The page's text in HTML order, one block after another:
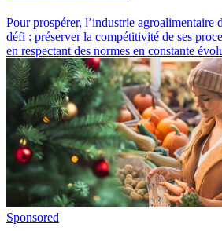
Pour prospérer, l’industrie agroalimentaire
défi : préserver la compétitivité de ses
en respectant des normes en constante
Sponsored